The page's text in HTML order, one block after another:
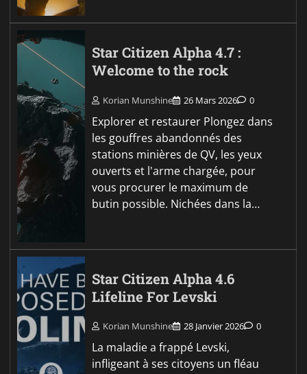
Star Citizen Alpha 4.7 :
Welcome to the rock
Korian Munshine 26 Mars 2026 0
Explorer et restaurer Plongez dans
les gouffres abandonnés des
stations minières de QV, les yeux
ouverts et l'arme chargée, pour
vous procurer le maximum de
butin possible. Nichées dans la…
Star Citizen Alpha 4.6
Lifeline For Levski
Korian Munshine 28 Janvier 2026 0
La maladie a frappé Levski,
infligeant à ses citoyens un fléau